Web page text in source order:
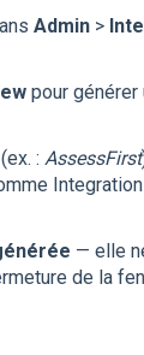
Admin >
pour générer
: AssessFirst
— elle
de la